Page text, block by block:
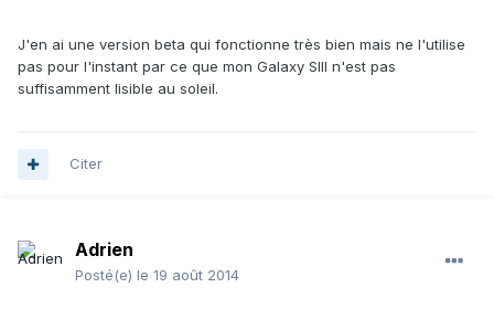
J'en ai une version beta qui fonctionne très bien mais ne l'utilise
pas pour l'instant par ce que mon Galaxy SIII n'est pas
suffisamment lisible au soleil.
Citer
Adrien
Posté(e) le 19 août 2014